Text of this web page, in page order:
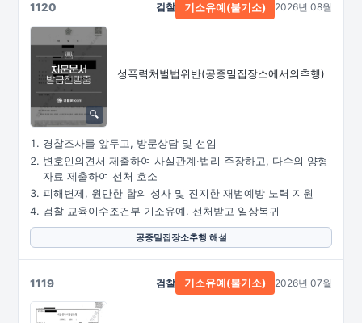
1120
성폭력처벌법위반(공중밀집장소에서의추행)
검찰 기소유예(불기소) 2026년 08월
경찰조사를 앞두고, 방문상담 및 선임
변호인의견서 제출하여 사실관계·법리 주장하고, 다수의 양형
자료 제출하여 선처 호소
피해변제, 원만한 합의 성사 및 진지한 재범예방 노력 지원
검찰 교육이수조건부 기소유예. 선처받고 일상복귀
공중밀집장소추행 해설
1119 검찰 기소유예(불기소) 2026년 07월